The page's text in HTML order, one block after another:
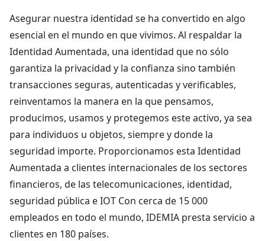
Asegurar nuestra identidad se ha convertido en algo
esencial en el mundo en que vivimos. Al respaldar la
Identidad Aumentada, una identidad que no sólo
garantiza la privacidad y la confianza sino también
transacciones seguras, autenticadas y verificables,
reinventamos la manera en la que pensamos,
producimos, usamos y protegemos este activo, ya sea
para individuos u objetos, siempre y donde la
seguridad importe. Proporcionamos esta Identidad
Aumentada a clientes internacionales de los sectores
financieros, de las telecomunicaciones, identidad,
seguridad pública e IOT Con cerca de 15 000
empleados en todo el mundo, IDEMIA presta servicio a
clientes en 180 países.